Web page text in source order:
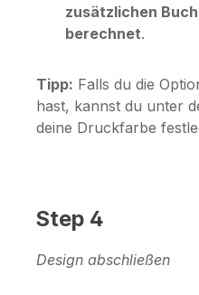
zusätzlichen
berechnet.
Tipp: Falls du die
hast, kannst du unter
deine Druckfarbe
Step 4
Design abschließen